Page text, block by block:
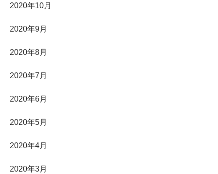
2020年10月
2020年9月
2020年8月
2020年7月
2020年6月
2020年5月
2020年4月
2020年3月